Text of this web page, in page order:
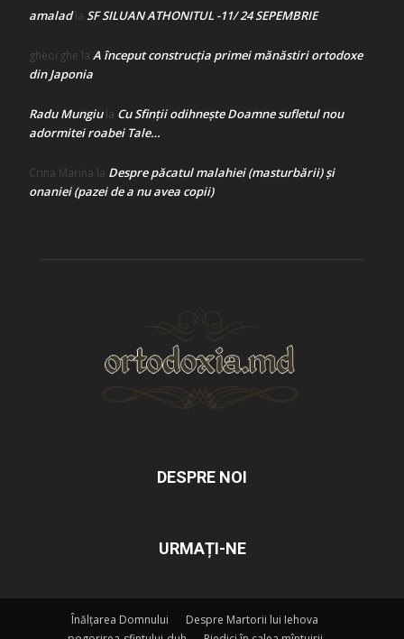
amaladla SF SILUAN ATHONITUL -11/ 24 SEPEMBRIE
gheorghe la A început construcţia primei mănăstiri ortodoxe
din Japonia
Radu Mungiula Cu Sfinții odihnește Doamne sufletul nou
adormitei roabei Tale…
Crina Marina la Despre păcatul malahiei (masturbării) şi
onaniei (pazei de a nu avea copii)
DESPRE NOI
URMAȚI-NE
Înălțarea Domnului
Despre Martorii lui Iehova